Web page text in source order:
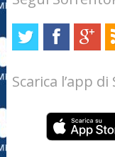
Scarica l’app